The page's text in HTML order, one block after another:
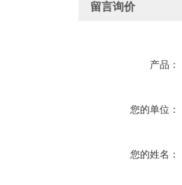
留言询价
产品：
您的单位：
您的姓名：